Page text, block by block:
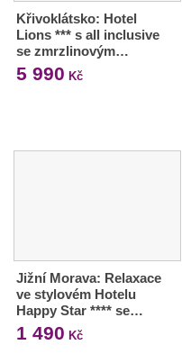
Křivoklátsko: Hotel
Lions *** s all inclusive
se zmrzlinovým…
5 990 Kč
Jižní Morava: Relaxace
ve stylovém Hotelu
Happy Star **** se…
1 490 Kč